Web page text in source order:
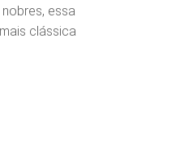
essa
clássica